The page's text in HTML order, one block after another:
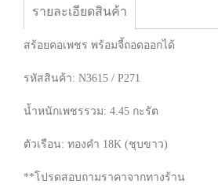
รายละเอียดสินค้า
สร้อยคอเพชร พร้อมจี้ถอดออกได้
รหัสสินค้า: N3615 / P271
น้ำหนักเพชรรวม: 4.45 กะรัต
ตัวเรือน: ทองคำ 18K (ชุบขาว)
**โปรดสอบถามราคาจากทางร้าน